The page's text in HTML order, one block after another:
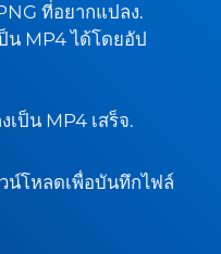
ที่อยากแปลง.
น MP4 ได้โดยอัป
เป็น MP4 เสร็จ.
น์โหลดเพื่อบันทึกไฟล์